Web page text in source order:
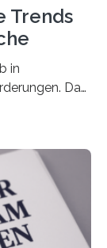
Trends
in
Das
e.V.
den
Ein
Befragten ist